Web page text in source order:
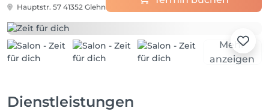
Hauptstr. 57 41352 Glehn
Mehr
anzeigen
Dienstleistungen